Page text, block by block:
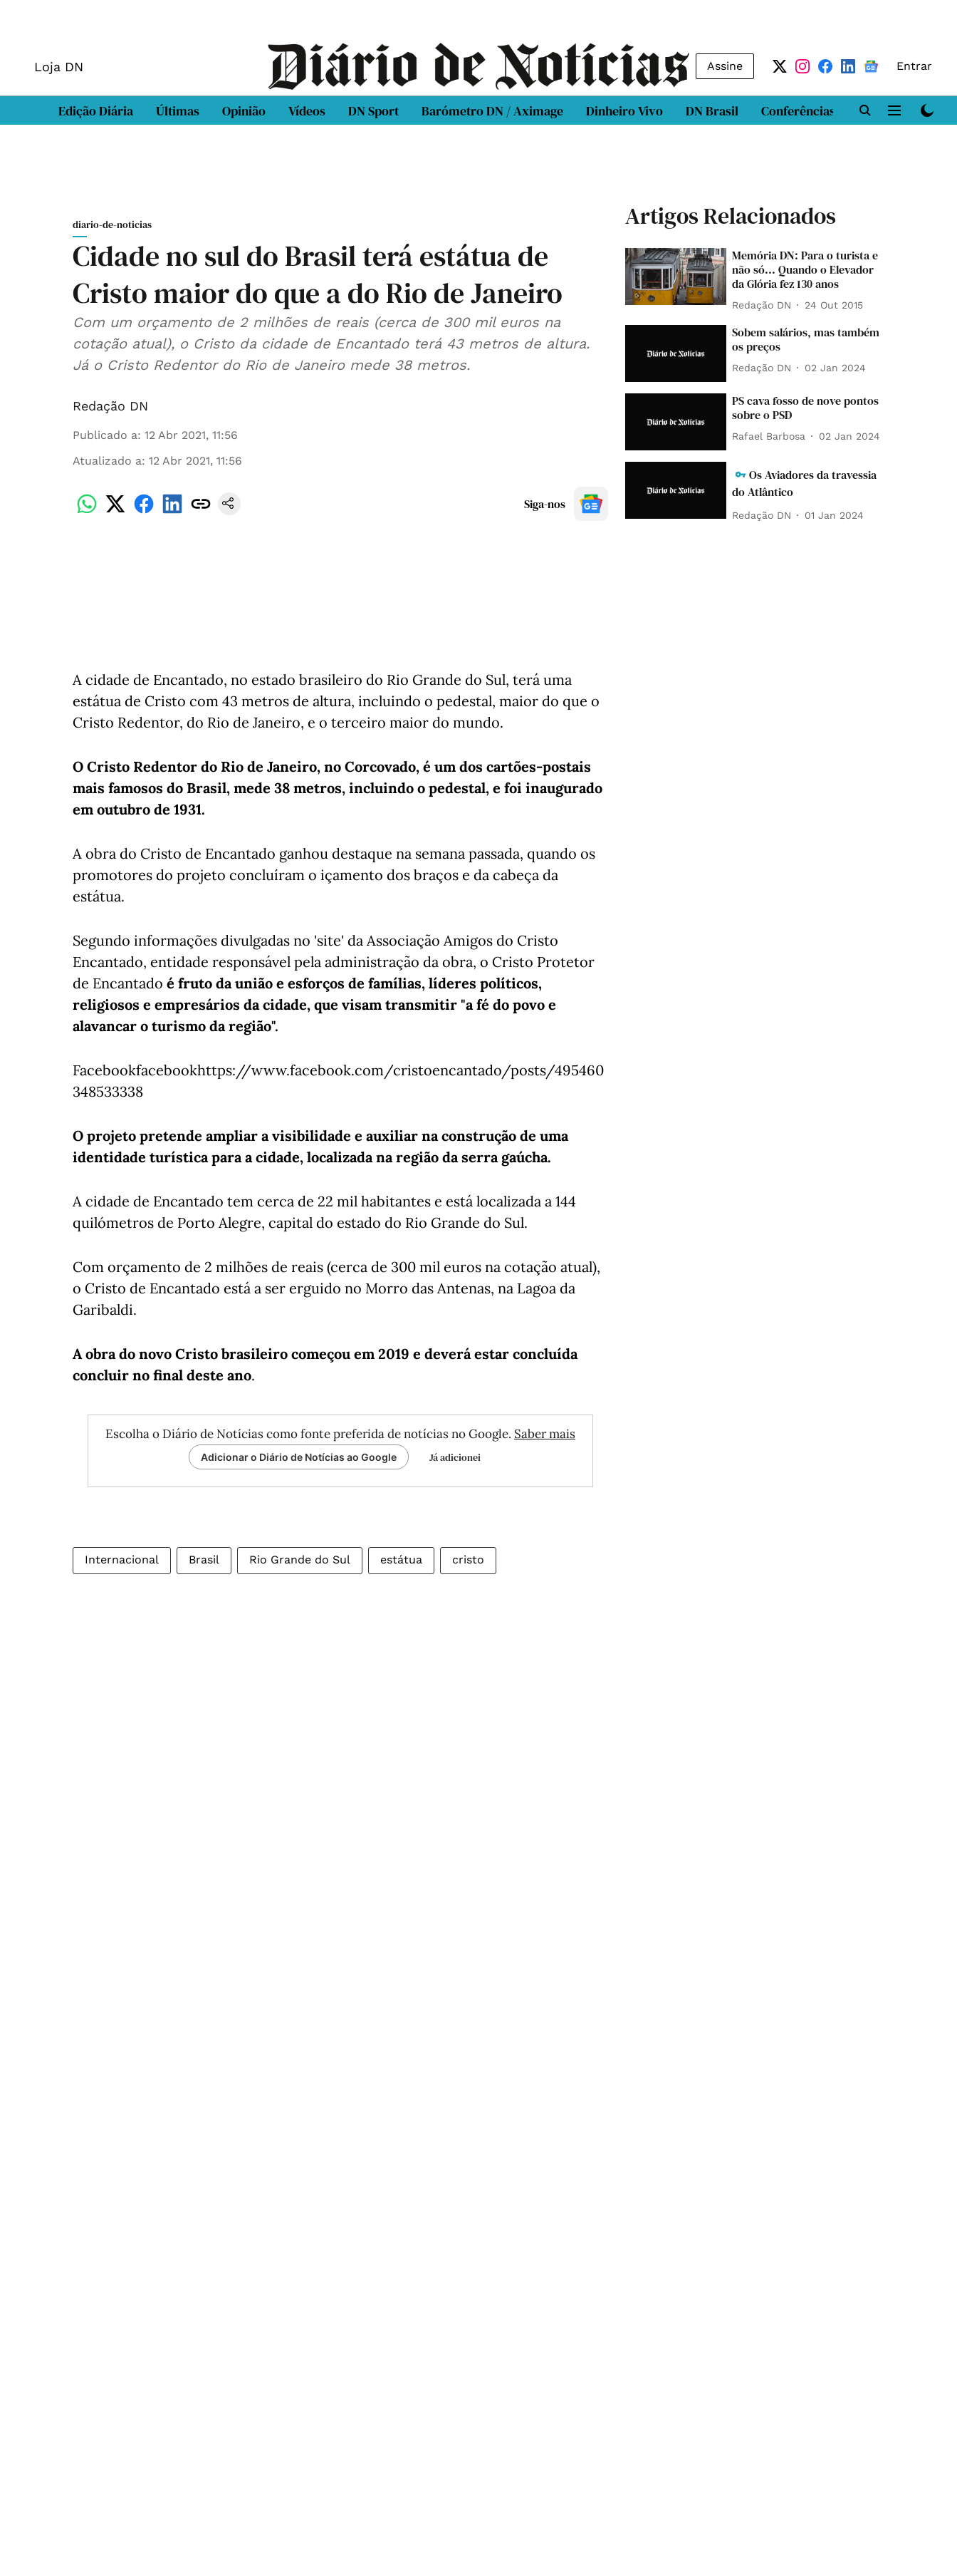
Loja DN Assine Entrar
Edição Diária Últimas Opinião Vídeos DN Sport Barómetro DN / Aximage Dinheiro Vivo DN Brasil Conferências DN LAB
diario-de-noticias
Cidade no sul do Brasil terá estátua de
Cristo maior do que a do Rio de Janeiro
Com um orçamento de 2 milhões de reais (cerca de 300 mil euros na
cotação atual), o Cristo da cidade de Encantado terá 43 metros de altura.
Já o Cristo Redentor do Rio de Janeiro mede 38 metros.
Redação DN
Publicado a: 12 Abr 2021, 11:56
Atualizado a: 12 Abr 2021, 11:56
Siga-nos
A cidade de Encantado, no estado brasileiro do Rio Grande do Sul, terá uma
estátua de Cristo com 43 metros de altura, incluindo o pedestal, maior do que o
Cristo Redentor, do Rio de Janeiro, e o terceiro maior do mundo.
O Cristo Redentor do Rio de Janeiro, no Corcovado, é um dos cartões-postais
mais famosos do Brasil, mede 38 metros, incluindo o pedestal, e foi inaugurado
em outubro de 1931.
A obra do Cristo de Encantado ganhou destaque na semana passada, quando os
promotores do projeto concluíram o içamento dos braços e da cabeça da
estátua.
Segundo informações divulgadas no 'site' da Associação Amigos do Cristo
Encantado, entidade responsável pela administração da obra, o Cristo Protetor
de Encantado é fruto da união e esforços de famílias, líderes políticos,
religiosos e empresários da cidade, que visam transmitir "a fé do povo e
alavancar o turismo da região".
Facebookfacebookhttps://www.facebook.com/cristoencantado/posts/495460
348533338
O projeto pretende ampliar a visibilidade e auxiliar na construção de uma
identidade turística para a cidade, localizada na região da serra gaúcha.
A cidade de Encantado tem cerca de 22 mil habitantes e está localizada a 144
quilómetros de Porto Alegre, capital do estado do Rio Grande do Sul.
Com orçamento de 2 milhões de reais (cerca de 300 mil euros na cotação atual),
o Cristo de Encantado está a ser erguido no Morro das Antenas, na Lagoa da
Garibaldi.
A obra do novo Cristo brasileiro começou em 2019 e deverá estar concluída
concluir no final deste ano.
Escolha o Diário de Notícias como fonte preferida de notícias no Google. Saber mais
Adicionar o Diário de Notícias ao Google Já adicionei
Internacional Brasil Rio Grande do Sul estátua cristo
Artigos Relacionados
Memória DN: Para o turista e
não só... Quando o Elevador
da Glória fez 130 anos
Redação DN 24 Out 2015
Sobem salários, mas também
os preços
Redação DN 02 Jan 2024
PS cava fosso de nove pontos
sobre o PSD
Rafael Barbosa 02 Jan 2024
Os Aviadores da travessia
do Atlântico
Redação DN 01 Jan 2024